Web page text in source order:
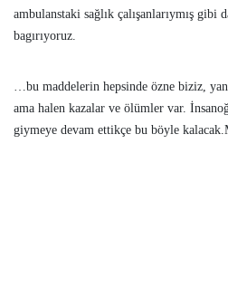
ambulanstaki sağlık çalışanlarıymış gibi
bagırıyoruz.
…bu maddelerin hepsinde özne biziz,
ama halen kazalar ve ölümler var.
giymeye devam ettikçe bu böyle